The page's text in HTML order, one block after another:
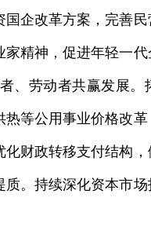
企改革方案，完善
精神，促进年轻一
、劳动者共赢发展。
等公用事业价格改
财政转移支付结构
。持续深化资本市